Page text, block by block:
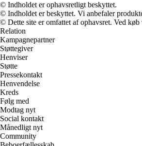
© Indholdet er ophavsretligt beskyttet.
© Indholdet er beskyttet. Vi anbefaler
© Dette site er omfattet af ophavsret. Ved
Relation
Kampagnepartner
Støttegiver
Henviser
Støtte
Pressekontakt
Henvendelse
Kreds
Følg med
Modtag nyt
Social kontakt
Månedligt nyt
Community